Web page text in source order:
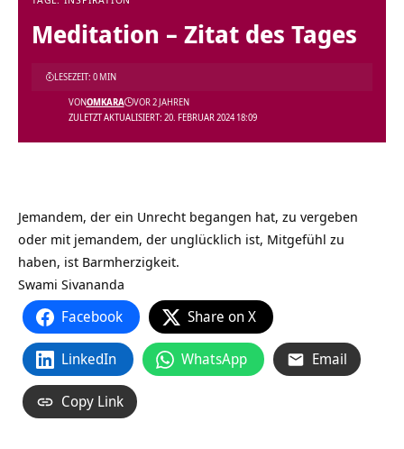
Meditation – Zitat des Tages
ZULETZT AKTUALISIERT: 20. FEBRUAR 2024 18:09
VONOMKARA VOR 2 JAHREN
LESEZEIT: 0 MIN
Jemandem, der ein Unrecht begangen hat, zu vergeben
oder mit jemandem, der unglücklich ist, Mitgefühl zu
haben, ist Barmherzigkeit.
Swami Sivananda
Facebook Share on X
LinkedIn WhatsApp Email
Copy Link